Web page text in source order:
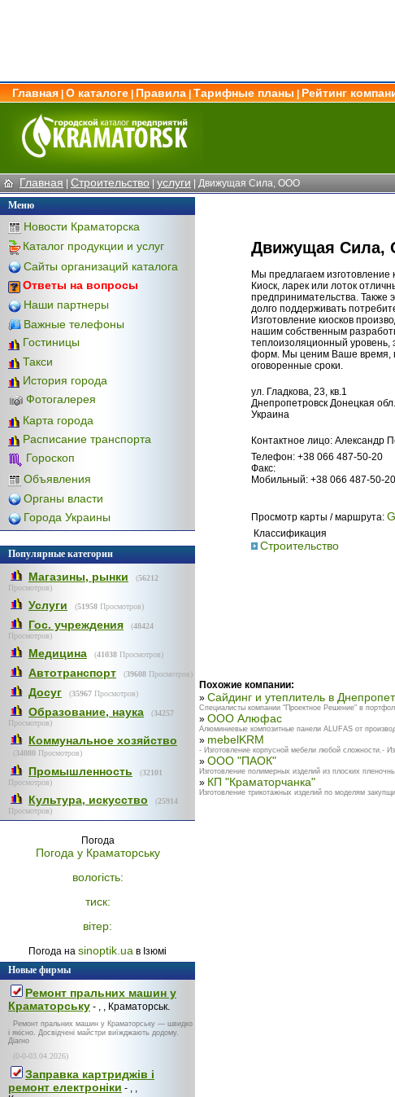
Главная О каталоге Правила Тарифные планы Рейтинг
Главная | Строительство | услуги | Движущая Сила, ООО
Меню
Новости Краматорска
Каталог продукции и услуг
Сайты организаций каталога
Ответы на вопросы
Наши партнеры
Важные телефоны
Гостиницы
Такси
История города
Фотогалерея
Карта города
Расписание транспорта
Гороскоп
Объявления
Органы власти
Города Украины
Популярные категории
Магазины, рынки (56212
Просмотров)
Услуги (51958 Просмотров)
Гос. учреждения (48424
Просмотров)
Медицина (41038 Просмотров)
Автотранспорт (39608 Просмотров)
Досуг (35967 Просмотров)
Образование, наука (34257
Просмотров)
Коммунальное хозяйство
(34080 Просмотров)
Промышленность (32101
Просмотров)
Культура, искусство (25914
Просмотров)
Погода
Погода у Краматорську
вологість:
тиск:
вітер:
Погода на sinoptik.ua в Ізюмі
Новые фирмы
Ремонт пральних машин у
Краматорську - , , Краматорськ.
Ремонт пральних машин у Краматорську — швидко
і якісно. Досвідчені майстри виїжджають додому.
Діагно
(0-0-03.04.2026)
Заправка картриджів і
ремонт електроніки - , ,
Движущая Сила,
Мы предлагаем изготовление
Киоск, ларек или лоток
предпринимательства. Также
долго поддерживать
Изготовление киосков
нашим собственным
теплоизоляционный уровень,
форм. Мы ценим Ваше время,
оговоренные сроки.
ул. Гладкова, 23, кв.1
Днепропетровск Донецкая
Украина
Контактное лицо: Александр
Телефон: +38 066 487-50-20
Факс:
Мобильный: +38 066 487-50-20
Просмотр карты / маршрута:
Классификация
Строительство
Похожие компании:
» Сайдинг и утеплитель в
Специалисты компании "Проектное Решение" в
» ООО Алюфас
Алюминиевые композитные панели ALUFAS от
» mebelKRM
- Изготовление корпусной мебели любой сложности.-
» ООО "ПАОК"
Изготовление полимерных изделий из плоских
» КП "Краматорчанка"
Изготовление трикотажных изделий по моделям